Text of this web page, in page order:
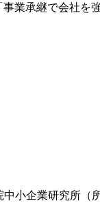
業承継で会社を
小企業研究所（